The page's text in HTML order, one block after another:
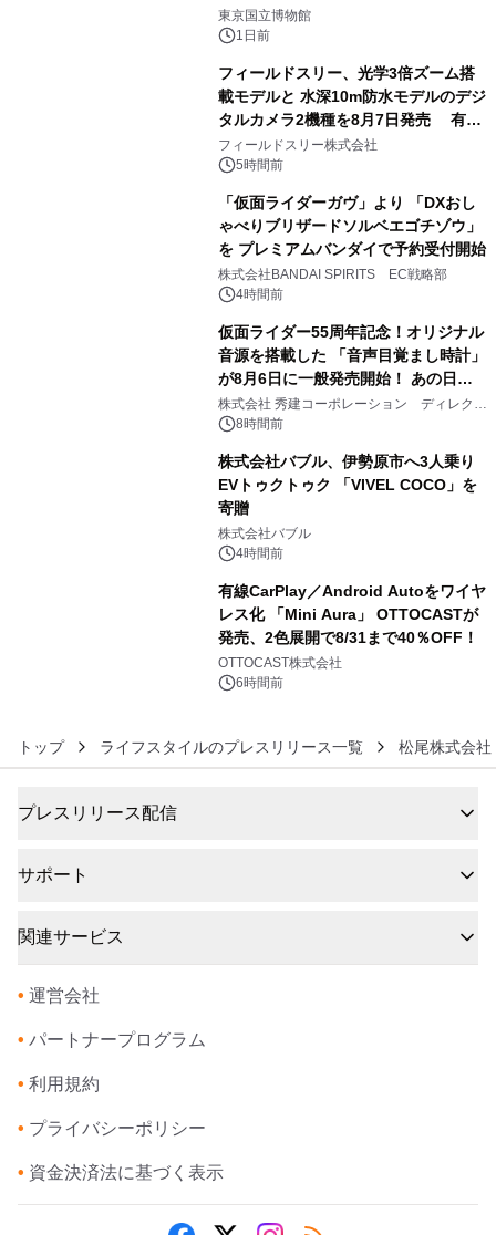
東京国立博物館
1日前
フィールドスリー、光学3倍ズーム搭
載モデルと 水深10m防水モデルのデジ
タルカメラ2機種を8月7日発売 有効
約1300万画素、用途別に選べるコンデ
ジ新登場
フィールドスリー株式会社
5時間前
「仮面ライダーガヴ」より 「DXおし
ゃべりブリザードソルベエゴチゾウ」
を プレミアムバンダイで予約受付開始
株式会社BANDAI SPIRITS EC戦略部
4時間前
仮面ライダー55周年記念！オリジナル
音源を搭載した 「音声目覚まし時計」
が8月6日に一般発売開始！ あの日の
大興奮が今甦る
株式会社 秀建コーポレーション ディレクト
アートギャラリー
8時間前
株式会社バブル、伊勢原市へ3人乗り
EVトゥクトゥク 「VIVEL COCO」を
寄贈
株式会社バブル
4時間前
有線CarPlay／Android Autoをワイヤ
レス化 「Mini Aura」 OTTOCASTが
発売、2色展開で8/31まで40％OFF！
OTTOCAST株式会社
6時間前
トップ ライフスタイルのプレスリリース一覧 松尾株式会
プレスリリース配信
サポート
関連サービス
• 運営会社
• パートナープログラム
• 利用規約
• プライバシーポリシー
• 資金決済法に基づく表示